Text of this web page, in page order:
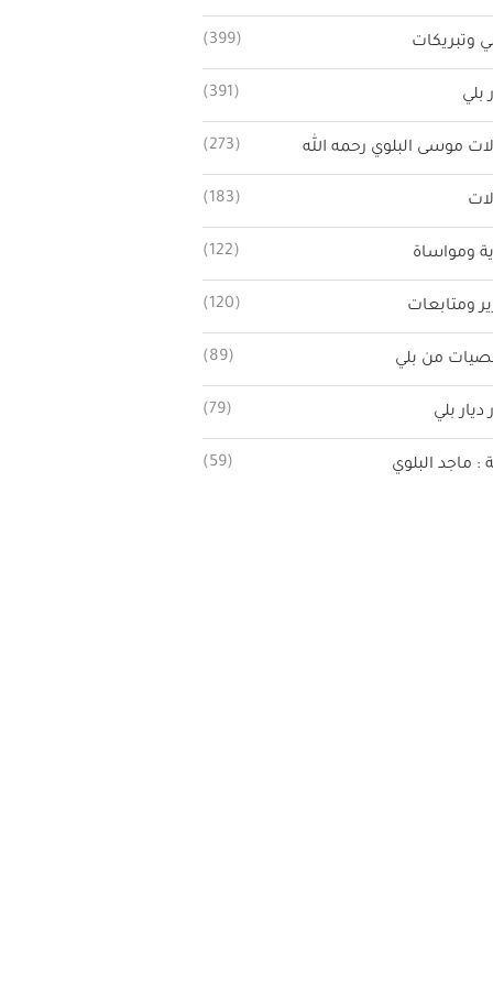
وتبريكات (399)
بلي (391)
موسى البلوي رحمه الله (273)
(183)
ومواساة (122)
ومتابعات (120)
من بلي (89)
ديار بلي (79)
: ماجد البلوي (59)